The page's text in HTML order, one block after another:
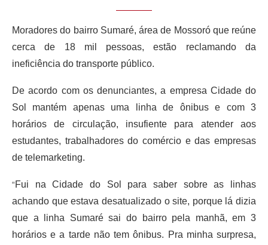
Moradores do bairro Sumaré, área de Mossoró que reúne
cerca de 18 mil pessoas, estão reclamando da
ineficiência do transporte público.
De acordo com os denunciantes, a empresa Cidade do
Sol mantém apenas uma linha de ônibus e com 3
horários de circulação, insufiente para atender aos
estudantes, trabalhadores do comércio e das empresas
de telemarketing.
“Fui na Cidade do Sol para saber sobre as linhas
achando que estava desatualizado o site, porque lá dizia
que a linha Sumaré sai do bairro pela manhã, em 3
horários e a tarde não tem ônibus. Pra minha surpresa,